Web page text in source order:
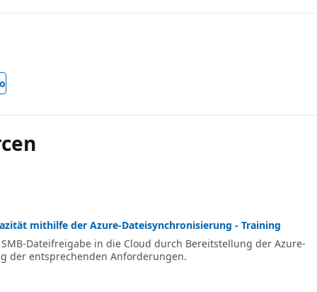
mithilfe der Azure-Dateisynchronisierung - Training
Dateifreigabe in die Cloud durch Bereitstellung der Azure-
der entsprechenden Anforderungen.